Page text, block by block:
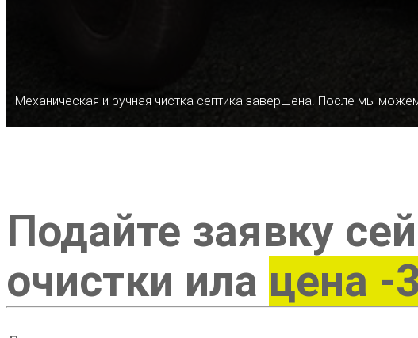
Механическая и ручная чистка септика завершена. После мы
Подайте заявку
очистки ила цена -